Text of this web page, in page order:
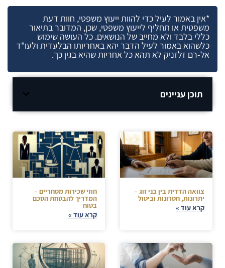
*אין באמור לעיל כדי להוות ייעוץ משפטי, חוות דעת
משפטית או תחליף לייעוץ משפטי, שכן, המדובר בתיאור
כללי בלבד ולא מחייב של הנושאים. כל העושה שימוש
כלשהוא באמור לעיל הדבר יהא באחריותו הבלעדית ולעו"ד
אל-רם זלזניק לא תהא כל אחריות שהיא בגין כך.
תוכן עניינים
צוואה הדדית בין בני זוג –
יתרונות, חסרונות וביטול
קרא עוד »
חוזי שכירות מסחריים –
המדריך להבטחת הסכם
בטוח
קרא עוד »